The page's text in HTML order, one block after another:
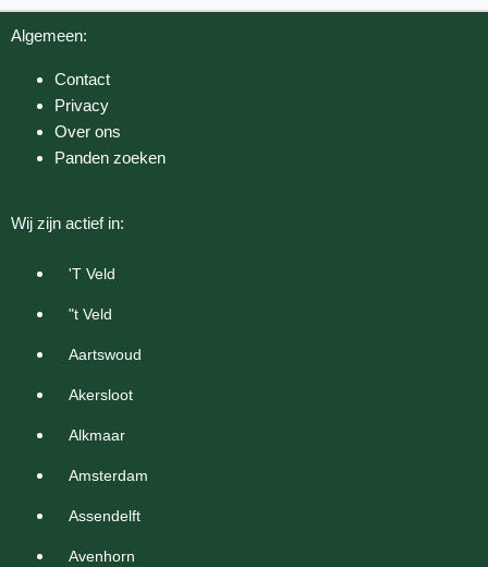
Algemeen:
Contact
Privacy
Over ons
Panden zoeken
Wij zijn actief in:
'T Veld
"t Veld
Aartswoud
Akersloot
Alkmaar
Amsterdam
Assendelft
Avenhorn